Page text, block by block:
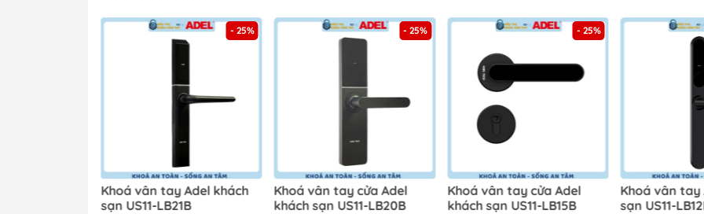
- 25%
Khoá vân tay Adel khách
sạn US11-LB21B
- 25%
Khoá vân tay cửa Adel
khách sạn US11-LB20B
- 25%
Khoá vân tay cửa Adel
khách sạn US11-LB15B
Khoá vân tay
sạn US11-